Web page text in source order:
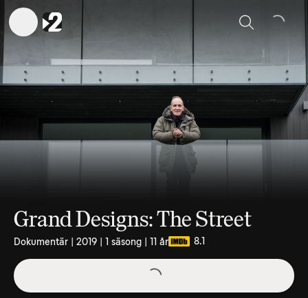
Sök
Grand Designs: The Street
Dokumentär | 2019 | 1 säsong | 11 år 8.1